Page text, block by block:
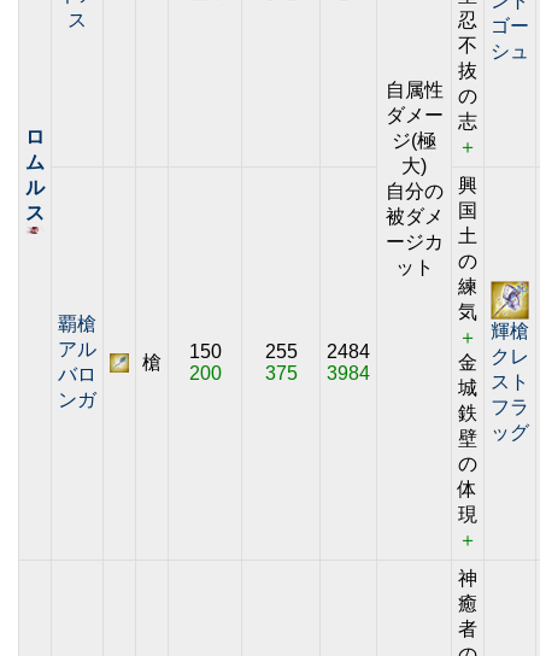
ロ
ム
ル
ス
ス
自属性
ダメー
ジ(極
大)
自分の
被ダメ
ージカ
ット
忍
不
抜
の
志
＋
ゴー
シュ
覇槍
アル
バロ
ンガ
槍
150
200
255
375
2484
3984
興
国
土
の
練
気
＋
金
城
鉄
壁
の
体
現
＋
輝槍
クレ
スト
フラ
ッグ
神
癒
者